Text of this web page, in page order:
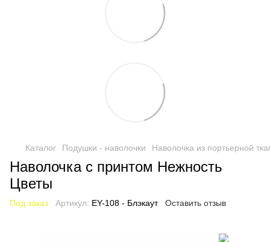
Каталог Подушки - наволочки Наволочка из портьерной
Наволочка с принтом Нежность
Цветы
Под заказ Артикул: EY-108 - Блэкаут Оставить отзыв